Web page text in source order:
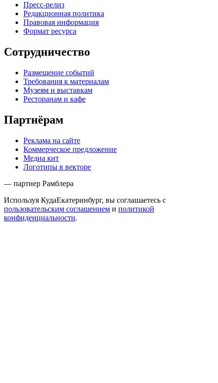
Пресс-релиз
Редакционная политика
Правовая информация
Формат ресурса
Сотрудничество
Размещение событий
Требования к материалам
Музеям и выставкам
Ресторанам и кафе
Партнёрам
Реклама на сайте
Коммерческое предложение
Медиа кит
Логотипы в векторе
— партнер Рамблера
Используя КудаЕкатеринбург, вы соглашаетесь с
пользовательским соглашением и политикой
конфиденциальности.